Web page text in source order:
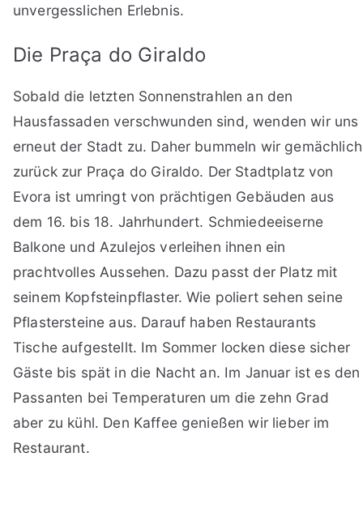
unvergesslichen Erlebnis.
Die Praça do Giraldo
Sobald die letzten Sonnenstrahlen an den
Hausfassaden verschwunden sind, wenden wir uns
erneut der Stadt zu. Daher bummeln wir gemächlich
zurück zur Praça do Giraldo. Der Stadtplatz von
Evora ist umringt von prächtigen Gebäuden aus
dem 16. bis 18. Jahrhundert. Schmiedeeiserne
Balkone und Azulejos verleihen ihnen ein
prachtvolles Aussehen. Dazu passt der Platz mit
seinem Kopfsteinpflaster. Wie poliert sehen seine
Pflastersteine aus. Darauf haben Restaurants
Tische aufgestellt. Im Sommer locken diese sicher
Gäste bis spät in die Nacht an. Im Januar ist es den
Passanten bei Temperaturen um die zehn Grad
aber zu kühl. Den Kaffee genießen wir lieber im
Restaurant.